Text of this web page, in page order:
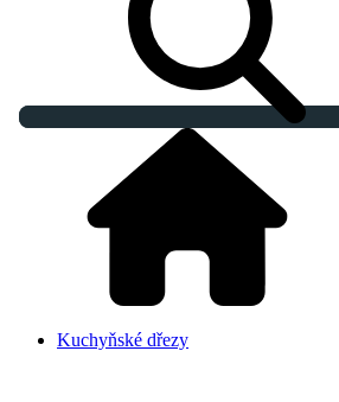
Kuchyňské dřezy